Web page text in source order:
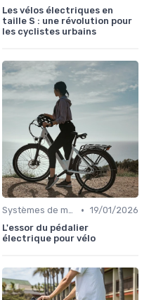
Les vélos électriques en
taille S : une révolution pour
les cyclistes urbains
Systèmes de motorisation • 19/01/2026
L'essor du pédalier
électrique pour vélo